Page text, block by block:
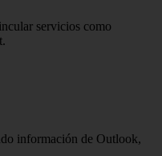
servicios como
información de Outlook,